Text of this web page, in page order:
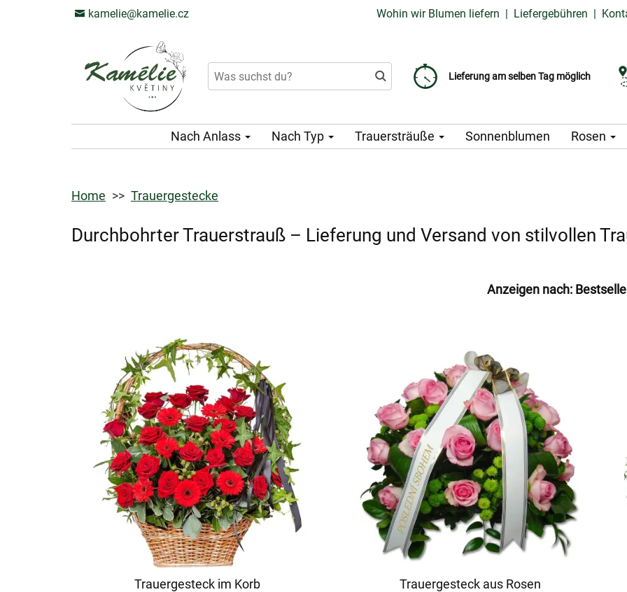
kamelie@kamelie.cz Wohin wir Blumen liefern | Liefergebühren |
Lieferung am selben Tag möglich
Liefergebühr ab 99 CZK
Wählen Sie Ihr Lieferdatum
Nach Anlass Nach Typ Trauersträuße Sonnenblumen Rosen
Home Trauergestecke
Durchbohrter Trauerstrauß – Lieferung und Versand von stilvollen
Anzeigen nach:
Trauergesteck im Korb
Trauergesteck aus Rosen